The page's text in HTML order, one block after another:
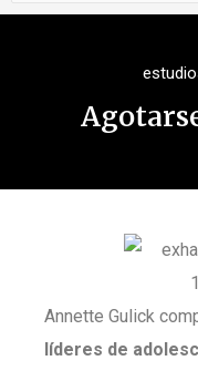
Annette Gulick
líderes de